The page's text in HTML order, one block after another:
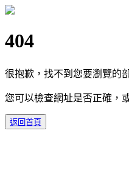
404
很抱歉，找不到您要瀏覽的
您可以檢查網址是否正確，
返回首頁